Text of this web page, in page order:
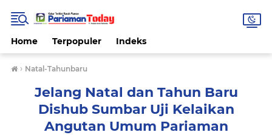
Home Terpopuler Indeks
› Natal-Tahunbaru
Jelang Natal dan Tahun Baru
Dishub Sumbar Uji Kelaikan
Angutan Umum Pariaman